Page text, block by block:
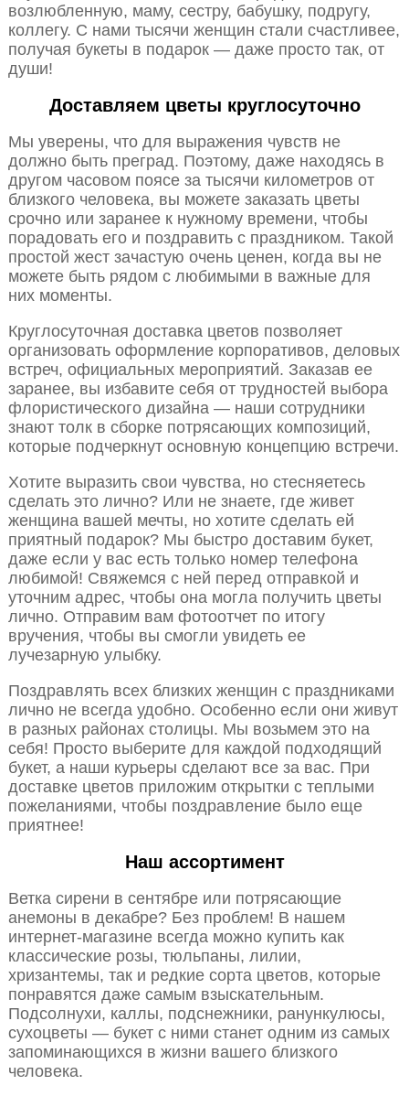
возлюбленную, маму, сестру, бабушку, подругу,
коллегу. С нами тысячи женщин стали счастливее,
получая букеты в подарок — даже просто так, от
души!
Доставляем цветы круглосуточно
Мы уверены, что для выражения чувств не
должно быть преград. Поэтому, даже находясь в
другом часовом поясе за тысячи километров от
близкого человека, вы можете заказать цветы
срочно или заранее к нужному времени, чтобы
порадовать его и поздравить с праздником. Такой
простой жест зачастую очень ценен, когда вы не
можете быть рядом с любимыми в важные для
них моменты.
Круглосуточная доставка цветов позволяет
организовать оформление корпоративов, деловых
встреч, официальных мероприятий. Заказав ее
заранее, вы избавите себя от трудностей выбора
флористического дизайна — наши сотрудники
знают толк в сборке потрясающих композиций,
которые подчеркнут основную концепцию встречи.
Хотите выразить свои чувства, но стесняетесь
сделать это лично? Или не знаете, где живет
женщина вашей мечты, но хотите сделать ей
приятный подарок? Мы быстро доставим букет,
даже если у вас есть только номер телефона
любимой! Свяжемся с ней перед отправкой и
уточним адрес, чтобы она могла получить цветы
лично. Отправим вам фотоотчет по итогу
вручения, чтобы вы смогли увидеть ее
лучезарную улыбку.
Поздравлять всех близких женщин с праздниками
лично не всегда удобно. Особенно если они живут
в разных районах столицы. Мы возьмем это на
себя! Просто выберите для каждой подходящий
букет, а наши курьеры сделают все за вас. При
доставке цветов приложим открытки с теплыми
пожеланиями, чтобы поздравление было еще
приятнее!
Наш ассортимент
Ветка сирени в сентябре или потрясающие
анемоны в декабре? Без проблем! В нашем
интернет-магазине всегда можно купить как
классические розы, тюльпаны, лилии,
хризантемы, так и редкие сорта цветов, которые
понравятся даже самым взыскательным.
Подсолнухи, каллы, подснежники, ранункулюсы,
сухоцветы — букет с ними станет одним из самых
запоминающихся в жизни вашего близкого
человека.